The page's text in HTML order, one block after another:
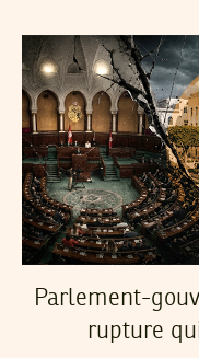
Parlement-
rupture